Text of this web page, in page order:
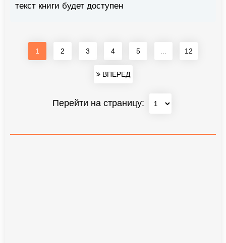
текст книги будет доступен
1 2 3 4 5 12
ВПЕРЕД
Перейти на страницу: